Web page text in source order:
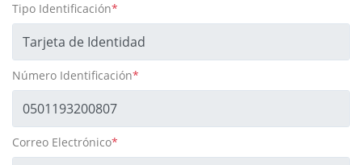
Tipo Identificación*
Número Identificación*
Correo Electrónico*